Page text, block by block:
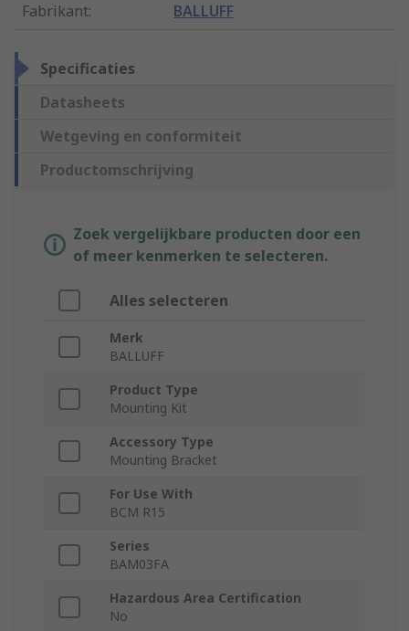
Fabrikant: BALLUFF
Specificaties
Datasheets
Wetgeving en conformiteit
Productomschrijving
Zoek vergelijkbare producten door een
of meer kenmerken te selecteren.
Alles selecteren
Merk
BALLUFF
Product Type
Mounting Kit
Accessory Type
Mounting Bracket
For Use With
BCM R15
Series
BAM03FA
Hazardous Area Certification
No